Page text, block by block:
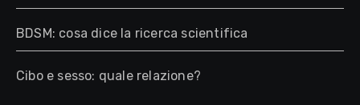
BDSM: cosa dice la ricerca scientifica
Cibo e sesso: quale relazione?